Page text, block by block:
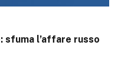
sfuma l’affare russo